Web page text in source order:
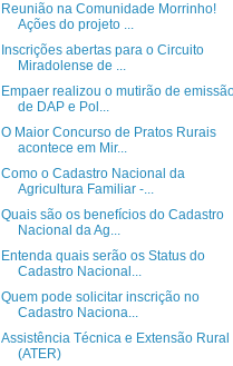
Reunião na Comunidade Morrinho!
Ações do projeto ...
Inscrições abertas para o Circuito
Miradolense de ...
Empaer realizou o mutirão de
de DAP e Pol...
O Maior Concurso de Pratos Rurais
acontece em Mir...
Como o Cadastro Nacional da
Agricultura Familiar -...
Quais são os benefícios do Cadastro
Nacional da Ag...
Entenda quais serão os Status do
Cadastro Nacional...
Quem pode solicitar inscrição no
Cadastro Naciona...
Assistência Técnica e Extensão Rural
(ATER)